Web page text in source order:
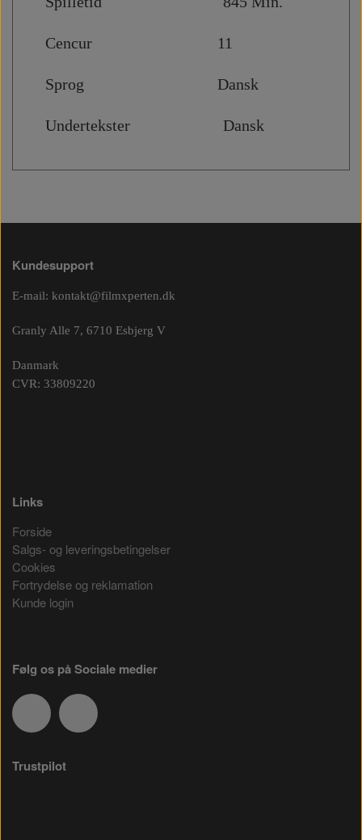
Cencur 11
Sprog Dansk
Undertekster Dansk
Kundesupport
E-mail: kontakt@filmxperten.dk
Granly Alle 7, 6710 Esbjerg V
Danmark
CVR: 33809220
Links
Forside
Salgs- og leveringsbetingelser
Cookies
Fortrydelse og reklamation
Kunde login
Følg os på Sociale medier
Trustpilot